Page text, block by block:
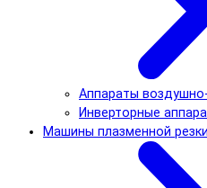
Аппараты
Инверторные
Машины плазменной резки